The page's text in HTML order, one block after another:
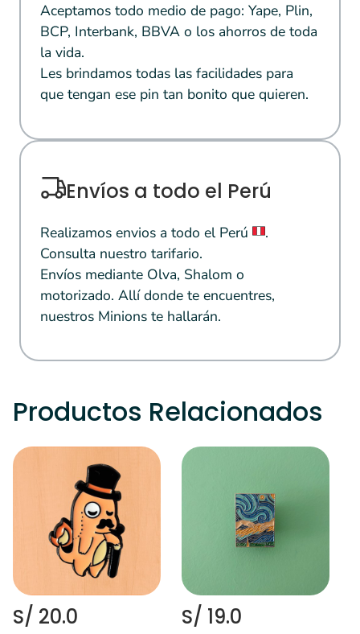
Aceptamos todo medio de pago: Yape, Plin,
BCP, Interbank, BBVA o los ahorros de toda
la vida.
Les brindamos todas las facilidades para
que tengan ese pin tan bonito que quieren.
Envíos a todo el Perú
Realizamos envios a todo el Perú
.
Consulta nuestro tarifario.
Envíos mediante Olva, Shalom o
motorizado. Allí donde te encuentres,
nuestros Minions te hallarán.
Productos Relacionados
S/ 20.0 S/ 19.0